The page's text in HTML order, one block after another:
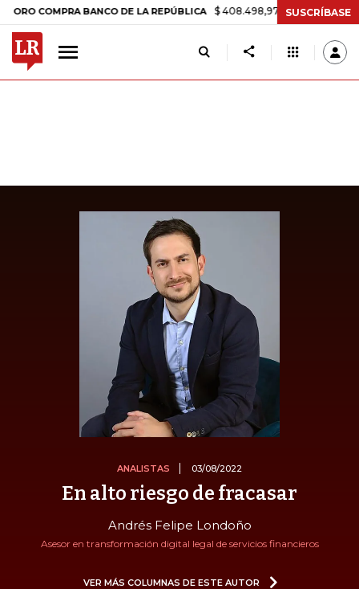
COMPRA BANCO DE LA REPÚBLICA $ 408.498,97 +$ 8.753,81 +2,19%
SUSCRÍBASE
ANALISTAS 03/08/2022
En alto riesgo de fracasar
Andrés Felipe Londoño
Asesor en transformación digital legal de servicios financieros
VER MÁS COLUMNAS DE ESTE AUTOR